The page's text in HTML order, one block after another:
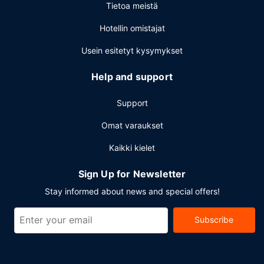
tarjoaa asiakkailleen seuraavat kokoustilat: konferenssitila
Tietoa meistä
Hotellin omistajat
Usein esitetyt kysymykset
Help and support
Support
Omat varaukset
Kaikki kielet
Sign Up for Newsletter
Stay informed about news and special offers!
Subscribe